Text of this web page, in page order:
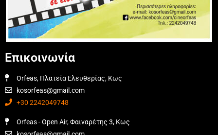
Επικοινωνία
Orfeas, Πλατεία Ελευθερίας, Κως
kosorfeas@gmail.com
+30 2242049748
Orfeas - Open Air, Φαιναρέτης 3, Κως